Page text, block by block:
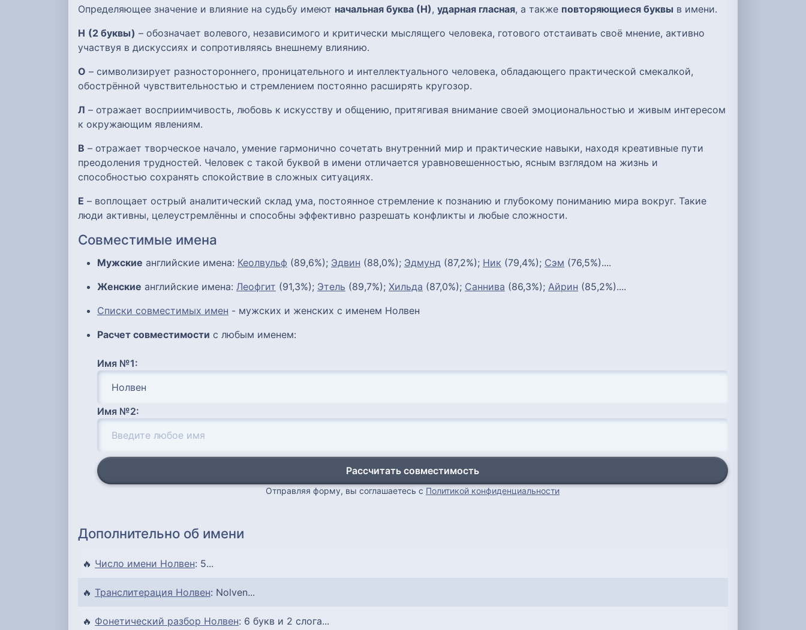
Определяющее значение и влияние на судьбу имеют начальная буква (Н), ударная гласная, а также повторяющиеся буквы в имени.
Н (2 буквы) – обозначает волевого, независимого и критически мыслящего человека, готового отстаивать своё мнение, активно
участвуя в дискуссиях и сопротивляясь внешнему влиянию.
О – символизирует разностороннего, проницательного и интеллектуального человека, обладающего практической смекалкой,
обострённой чувствительностью и стремлением постоянно расширять кругозор.
Л – отражает восприимчивость, любовь к искусству и общению, притягивая внимание своей эмоциональностью и живым интересом
к окружающим явлениям.
В – отражает творческое начало, умение гармонично сочетать внутренний мир и практические навыки, находя креативные пути
преодоления трудностей. Человек с такой буквой в имени отличается уравновешенностью, ясным взглядом на жизнь и
способностью сохранять спокойствие в сложных ситуациях.
Е – воплощает острый аналитический склад ума, постоянное стремление к познанию и глубокому пониманию мира вокруг. Такие
люди активны, целеустремлённы и способны эффективно разрешать конфликты и любые сложности.
Совместимые имена
Мужские английские имена: Кеолвульф (89,6%); Эдвин (88,0%); Эдмунд (87,2%); Ник (79,4%); Сэм (76,5%)....
Женские английские имена: Леофгит (91,3%); Этель (89,7%); Хильда (87,0%); Саннива (86,3%); Айрин (85,2%)....
Списки совместимых имен - мужских и женских с именем Нолвен
Расчет совместимости с любым именем:
Имя №1:
Имя №2:
Рассчитать совместимость
Отправляя форму, вы соглашаетесь с Политикой конфиденциальности
Дополнительно об имени
🔥 Число имени Нолвен: 5...
🔥 Транслитерация Нолвен: Nolven...
🔥 Фонетический разбор Нолвен: 6 букв и 2 слога...